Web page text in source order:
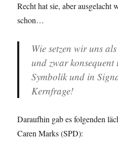
Recht hat sie, aber ausgelacht
schon…
Wie setzen wir uns
und zwar
Symbolik und in
Kernfrage!
Daraufhin gab es folgenden
Caren Marks (SPD):